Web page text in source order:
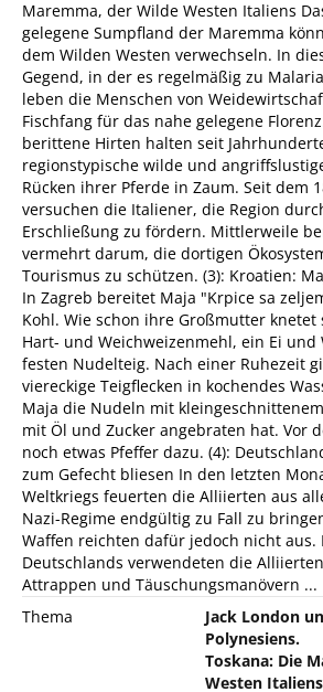
Maremma, der Wilde Westen Italiens
gelegene Sumpfland der Maremma
dem Wilden Westen verwechseln. In
Gegend, in der es regelmäßig zu
leben die Menschen von
Fischfang für das nahe gelegene
berittene Hirten halten seit
regionstypische wilde und
Rücken ihrer Pferde in Zaum. Seit dem
versuchen die Italiener, die Region
Erschließung zu fördern. Mittlerweile
vermehrt darum, die dortigen
Tourismus zu schützen. (3): Kroatien:
In Zagreb bereitet Maja "Krpice sa
Kohl. Wie schon ihre Großmutter
Hart- und Weichweizenmehl, ein Ei und
festen Nudelteig. Nach einer Ruhezeit
viereckige Teigflecken in kochendes
Maja die Nudeln mit
mit Öl und Zucker angebraten hat. Vor
noch etwas Pfeffer dazu. (4):
zum Gefecht bliesen In den letzten
Weltkriegs feuerten die Alliierten aus
Nazi-Regime endgültig zu Fall zu
Waffen reichten dafür jedoch nicht aus.
Deutschlands verwendeten die
Attrappen und Täuschungsmanövern ...
Thema
Jack London
Polynesiens.
Toskana: Die
Westen